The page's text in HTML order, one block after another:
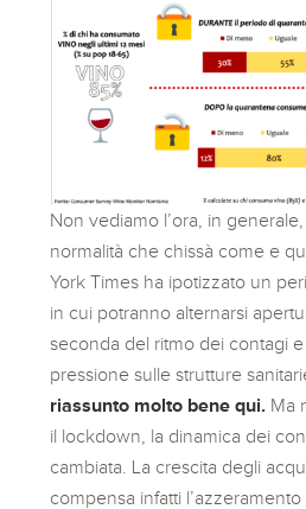
Non vediamo l’ora, in
normalità che chissà come e
York Times ha ipotizzato un
in cui potranno alternarsi
seconda del ritmo dei contagi
pressione sulle strutture
riassunto molto bene qui. Ma
il lockdown, la dinamica dei
cambiata. La crescita degli
compensa infatti